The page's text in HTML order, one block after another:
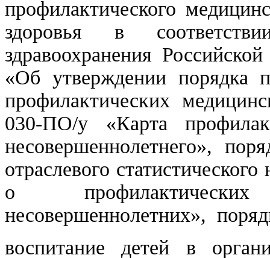
профилактического
здоровья в
здравоохранения
«Об утверждении порядка
профилактических
030-ПО/у «Карта
несовершеннолетнего»,
отраслевого
о
несовершеннолетних»,
воспитание детей в